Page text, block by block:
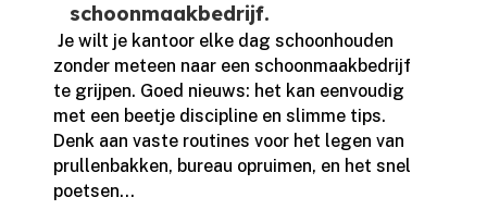
schoonmaakbedrijf.
​ Je wilt je kantoor elke dag schoonhouden
zonder meteen naar een schoonmaakbedrijf
te grijpen.​ Goed nieuws: het kan eenvoudig
met een beetje discipline en slimme tips.​
Denk aan vaste routines voor het legen van
prullenbakken, bureau opruimen, en het snel
poetsen...